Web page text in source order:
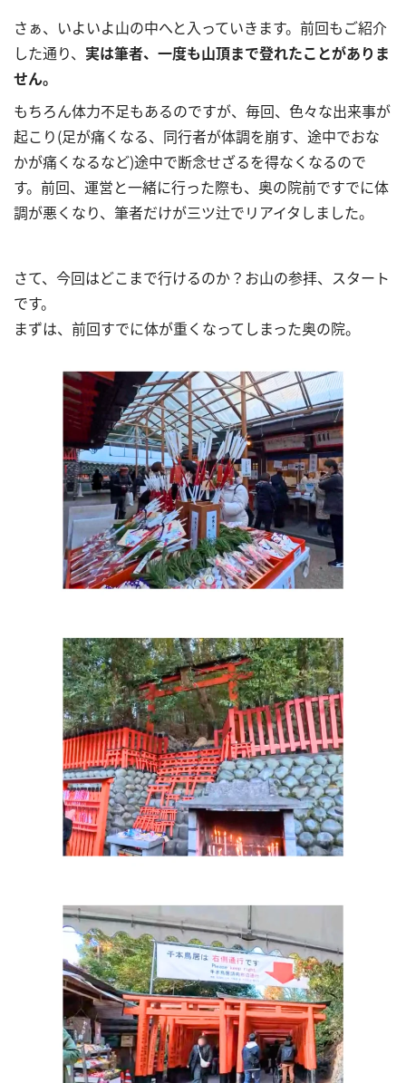
さぁ、いよいよ山の中へと入っていきます。前回もご紹介
した通り、 実は筆者、一度も山頂まで登れたことがありま
せん。
もちろん体力不足もあるのですが、毎回、色々な出来事が
起こり(足が痛くなる、同行者が体調を崩す、途中でおな
かが痛くなるなど)途中で断念せざるを得なくなるので
す。前回、運営と一緒に行った際も、奥の院前ですでに体
調が悪くなり、筆者だけが三ツ辻でリアイタしました。
さて、今回はどこまで行けるのか？お山の参拝、スタート
です。
まずは、前回すでに体が重くなってしまった奥の院。